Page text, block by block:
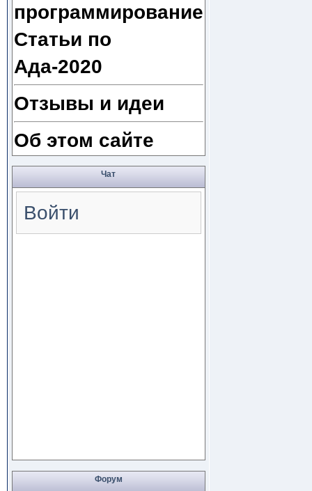
программирование
Статьи по
Ада-2020
Отзывы и идеи
Об этом сайте
Чат
Войти
Форум